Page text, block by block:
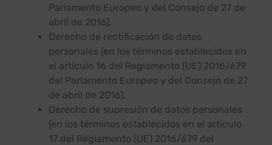
Parlamento Europeo y del Consejo de 27 de
abril de 2016).
Derecho de rectificación de datos
personales (en los términos establecidos en
el artículo 16 del Reglamento (UE) 2016/679
del Parlamento Europeo y del Consejo de 27
de abril de 2016).
Derecho de supresión de datos personales
(en los términos establecidos en el artículo
17 del Reglamento (UE) 2016/679 del